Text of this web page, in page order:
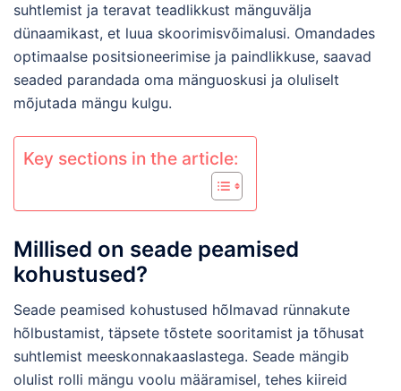
suhtlemist ja teravat teadlikkust mänguvälja
dünaamikast, et luua skoorimisvõimalusi. Omandades
optimaalse positsioneerimise ja paindlikkuse, saavad
seaded parandada oma mänguoskusi ja oluliselt
mõjutada mängu kulgu.
Key sections in the article:
Millised on seade peamised
kohustused?
Seade peamised kohustused hõlmavad rünnakute
hõlbustamist, täpsete tõstete sooritamist ja tõhusat
suhtlemist meeskonnakaaslastega. Seade mängib
olulist rolli mängu voolu määramisel, tehes kiireid